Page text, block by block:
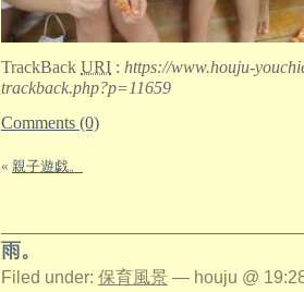
TrackBack URI : https://www.houju-
trackback.php?p=11659
Comments (0)
« 親子遊戯。
雨。
Filed under: 保育風景 — houju @